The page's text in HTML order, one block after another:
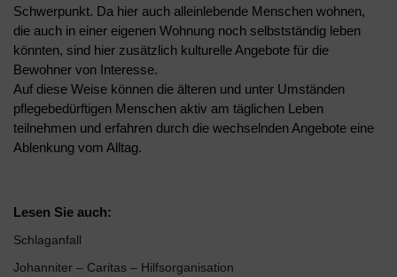
Schwerpunkt. Da hier auch alleinlebende Menschen wohnen,
die auch in einer eigenen Wohnung noch selbstständig leben
könnten, sind hier zusätzlich kulturelle Angebote für die
Bewohner von Interesse.
Auf diese Weise können die älteren und unter Umständen
pflegebedürftigen Menschen aktiv am täglichen Leben
teilnehmen und erfahren durch die wechselnden Angebote eine
Ablenkung vom Alltag.
Lesen Sie auch:
Schlaganfall
Johanniter – Caritas – Hilfsorganisation